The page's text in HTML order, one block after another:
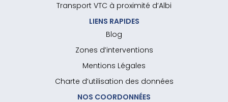
Transport VTC à proximité d’Albi
LIENS RAPIDES
Blog
Zones d’interventions
Mentions Légales
Charte d’utilisation des données
NOS COORDONNÉES